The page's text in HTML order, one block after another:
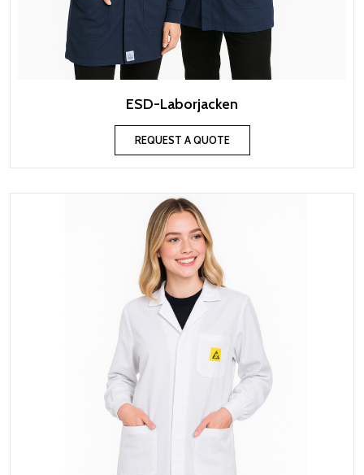
ESD-Laborjacken
REQUEST A QUOTE